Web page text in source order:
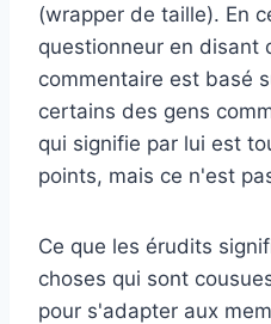
(wrapper de taille). En
questionneur en disant
commentaire est basé
certains des gens
qui signifie par lui est
points, mais ce n'est
Ce que les érudits
choses qui sont
pour s'adapter aux